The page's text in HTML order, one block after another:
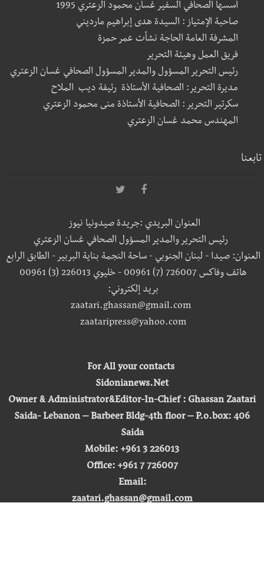
أسسها الصحافي السفير غسان محمود الزعتري 1995
صاحبة الإمتياز : السيدة هدى إبراهيم مارديني
المشرفة العامة الحاجة نشأت عمر حمزة
فريق العمل وهيئة التحرير
رئيس التحرير المسؤول والمدير المسؤول الصحافي غسان الزعتري
مديرة التحرير: الصحافية الأستاذة رئيفة ديب الملاح
سكرتير التحرير : الصحافية الأستاذة منى محمود الزعتري
المهندس محمد غسان الزعتري
تابعنا
العنوان البريدي :جريدة صيدونيا نيوز
رئيس التحرير والمدير المسؤول الصحافي غسان الزعتري
العنوان: صيدا - لبنان الجنوبي - ساحة النجمة بناية البربير - الطابق الرابع
هاتف وفاكس 726007 (7) 00961 - خليوي 226013 (3) 00961
بريد إلكتروني:
zaatari.ghassan@gmail.com
zaataripress@yahoo.com
For All your contacts
Sidonianews.Net
Owner & Administrator&Editor-In-Chief : Ghassan Zaatari
Saida- Lebanon – Barbeer Bldg-4th floor – P.o.box: 406
Saida
Mobile: +961 3 226013
Office: +961 7 726007
Email:
zaatari.ghassan@gmail.com